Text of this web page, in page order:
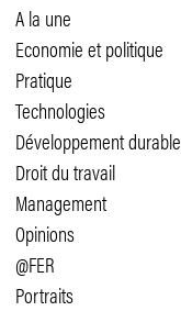
A la une
Economie et politique
Pratique
Technologies
Développement durable
Droit du travail
Management
Opinions
@FER
Portraits